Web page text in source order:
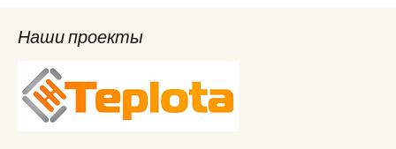
Наши проекты